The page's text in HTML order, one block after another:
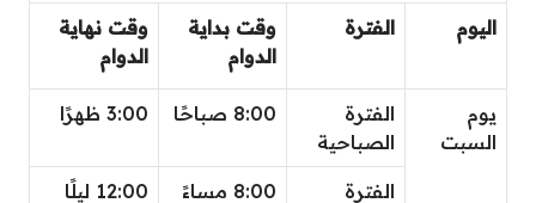
اليوم الفترة
وقت بداية
الدوام
وقت نهاية
الدوام
يوم
السبت
الفترة
الصباحية
8:00 صباحًا 3:00 ظهرًا
الفترة 8:00 مساءً 12:00 ليلًا